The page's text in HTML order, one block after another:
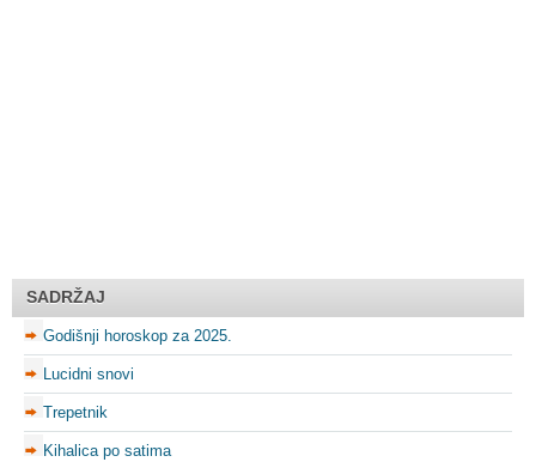
SADRŽAJ
Godišnji horoskop za 2025.
Lucidni snovi
Trepetnik
Kihalica po satima